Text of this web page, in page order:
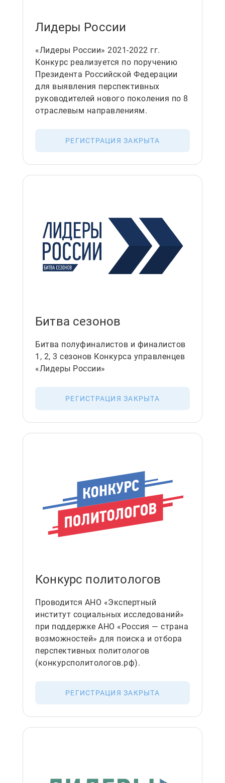
Лидеры России
«Лидеры России» 2021-2022 гг.
Конкурс реализуется по поручению
Президента Российской Федерации
для выявления перспективных
руководителей нового поколения по 8
отраслевым направлениям.
РЕГИСТРАЦИЯ ЗАКРЫТА
Битва сезонов
Битва полуфиналистов и финалистов
1, 2, 3 сезонов Конкурса управленцев
«Лидеры России»
РЕГИСТРАЦИЯ ЗАКРЫТА
Конкурс политологов
Проводится АНО «Экспертный
институт социальных исследований»
при поддержке АНО «Россия — страна
возможностей» для поиска и отбора
перспективных политологов
(конкурсполитологов.рф).
РЕГИСТРАЦИЯ ЗАКРЫТА